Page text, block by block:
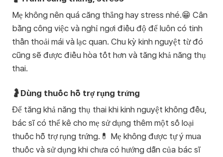
Mẹ không nên quá căng thẳng hay stress nhé.😁 Cân
bằng công việc và nghỉ ngơi điều độ để luôn có tinh
thần thoải mái và lạc quan. Chu kỳ kinh nguyệt từ đó
cũng sẽ được điều hòa tốt hơn và tăng khả năng thụ
thai.
🤰Dùng thuốc hỗ trợ rụng trứng
Để tăng khả năng thụ thai khi kinh nguyệt không đều,
bác sĩ có thể kê cho mẹ sử dụng thêm một số loại
thuốc hỗ trợ rụng trứng.💊 Mẹ không được tự ý mua
thuốc và sử dụng khi chưa có hướng dẫn của bác sĩ